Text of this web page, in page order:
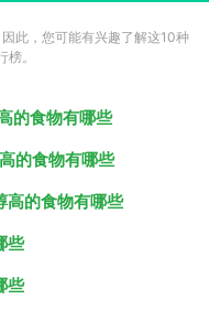
此，您可能有兴趣了解这10种
。
的食物有哪些
的食物有哪些
高的食物有哪些
些
些